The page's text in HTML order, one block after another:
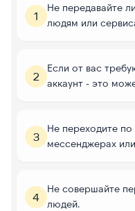
1
Не передавайте
людям или
2
Если от вас
аккаунт - это
3
Не переходите
мессенджерах
4
Не совершайте
людей.